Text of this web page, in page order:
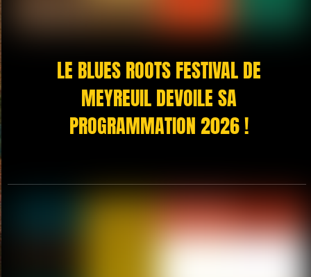
LE BLUES ROOTS FESTIVAL DE
MEYREUIL DEVOILE SA
PROGRAMMATION 2026 !